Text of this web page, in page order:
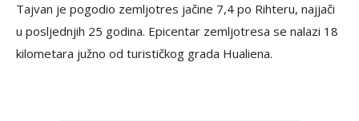
Tajvan je pogodio zemljotres jačine 7,4 po Rihteru, najjači
u posljednjih 25 godina. Epicentar zemljotresa se nalazi 18
kilometara južno od turističkog grada Hualiena.